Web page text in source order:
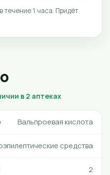
в 2 аптеках
Вальпроевая кислота
средства
2
течение 1 часа. Придёт